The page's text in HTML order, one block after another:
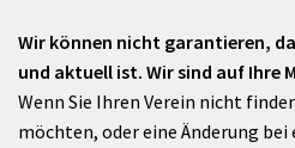
Wir können nicht garantieren,
und aktuell ist. Wir sind auf Ihre
Wenn Sie Ihren Verein nicht
möchten, oder eine Änderung